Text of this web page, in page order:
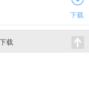
下载
载